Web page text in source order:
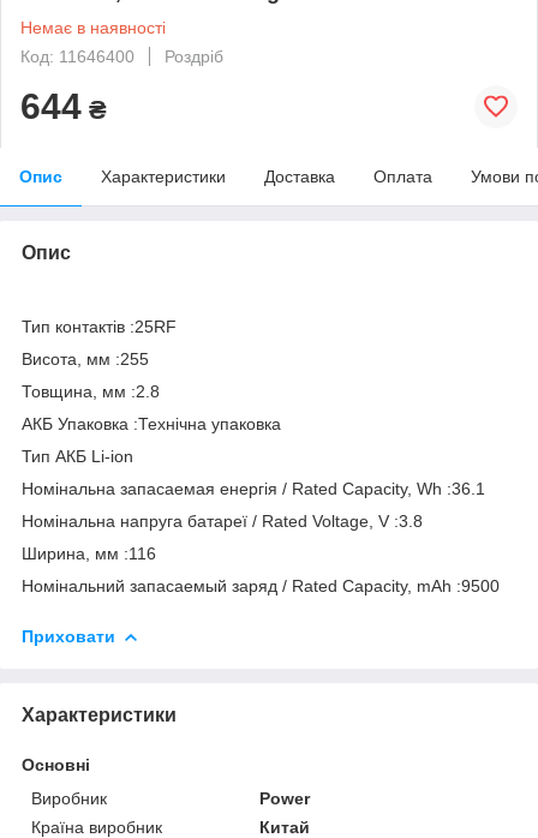
Немає в наявності
Код: 11646400
Роздріб
644 ₴
Опис Характеристики Доставка Оплата Умови
Опис
Тип контактів :25RF
Висота, мм :255
Товщина, мм :2.8
АКБ Упаковка :Технічна упаковка
Тип АКБ Li-ion
Номінальна запасаемая енергія / Rated Capacity, Wh :36.1
Номінальна напруга батареї / Rated Voltage, V :3.8
Ширина, мм :116
Номінальний запасаемый заряд / Rated Capacity, mAh :9500
Приховати
Характеристики
Основні
Виробник
Power
Країна виробник
Китай